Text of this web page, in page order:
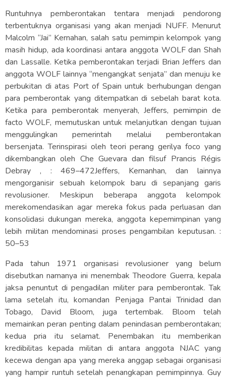
Runtuhnya pemberontakan tentara menjadi pendorong
terbentuknya organisasi yang akan menjadi NUFF. Menurut
Malcolm “Jai” Kernahan, salah satu pemimpin kelompok yang
masih hidup, ada koordinasi antara anggota WOLF dan Shah
dan Lassalle. Ketika pemberontakan terjadi Brian Jeffers dan
anggota WOLF lainnya “mengangkat senjata” dan menuju ke
perbukitan di atas Port of Spain untuk berhubungan dengan
para pemberontak yang ditempatkan di sebelah barat kota.
Ketika para pemberontak menyerah, Jeffers, pemimpin de
facto WOLF, memutuskan untuk melanjutkan dengan tujuan
menggulingkan pemerintah melalui pemberontakan
bersenjata. Terinspirasi oleh teori perang gerilya foco yang
dikembangkan oleh Che Guevara dan filsuf Prancis Régis
Debray , : 469–472Jeffers, Kernanhan, dan lainnya
mengorganisir sebuah kelompok baru di sepanjang garis
revolusioner. Meskipun beberapa anggota kelompok
merekomendasikan agar mereka fokus pada perluasan dan
konsolidasi dukungan mereka, anggota kepemimpinan yang
lebih militan mendominasi proses pengambilan keputusan. :
50–53
Pada tahun 1971 organisasi revolusioner yang belum
disebutkan namanya ini menembak Theodore Guerra, kepala
jaksa penuntut di pengadilan militer para pemberontak. Tak
lama setelah itu, komandan Penjaga Pantai Trinidad dan
Tobago, David Bloom, juga tertembak. Bloom telah
memainkan peran penting dalam penindasan pemberontakan;
kedua pria itu selamat. Penembakan itu memberikan
kredibilitas kepada militan di antara anggota NJAC yang
kecewa dengan apa yang mereka anggap sebagai organisasi
yang hampir runtuh setelah penangkapan pemimpinnya. Guy